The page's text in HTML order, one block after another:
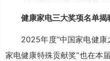
健康家电三大奖项名单
2025年度“中国家电健康之
家电健康特殊贡献奖”也在本